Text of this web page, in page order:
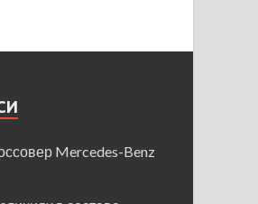
Mercedes-Benz